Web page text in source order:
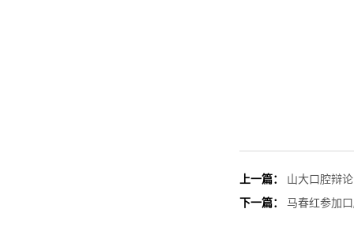
上一篇：
山大口腔辩
下一篇：
马春红参加